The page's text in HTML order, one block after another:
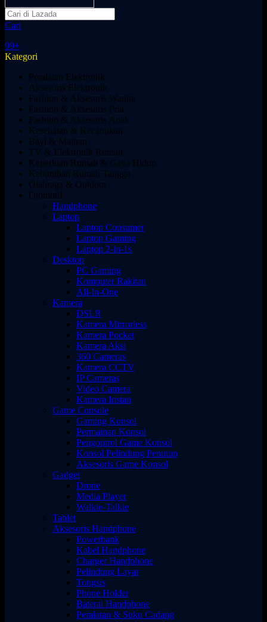
Cari
99+
Kategori
Peralatan Elektronik
Aksesoris Elektronik
Fashion & Aksesoris Wanita
Fashion & Aksesoris Pria
Fashion & Aksesoris Anak
Kesehatan & Kecantikan
Bayi & Mainan
TV & Elektronik Rumah
Keperluan Rumah & Gaya Hidup
Kebutuhan Rumah Tangga
Olahraga & Outdoor
Otomotif
Handphone
Laptop
Laptop Consumer
Laptop Gaming
Laptop 2-in-1s
Desktop
PC Gaming
Komputer Rakitan
All-In-One
Kamera
DSLR
Kamera Mirrorless
Kamera Pocket
Kamera Aksi
360 Cameras
Kamera CCTV
IP Cameras
Video Camera
Kamera Instan
Game Console
Gaming Konsol
Permainan Konsol
Pengontrol Game Konsol
Konsol Pelindung Penutup
Aksesoris Game Konsol
Gadget
Drone
Media Player
Walkie-Talkie
Tablet
Aksesoris Handphone
Powerbank
Kabel Handphone
Charger Handphone
Pelindung Layar
Tongsis
Phone Holder
Baterai Handphone
Peralatan & Suku Cadang